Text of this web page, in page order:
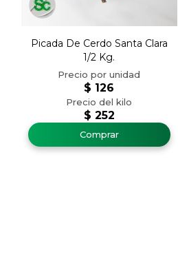
Picada De Cerdo Santa Clara
1/2 Kg.
$ 252
$ 126